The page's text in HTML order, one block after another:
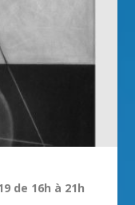
de 16h à 21h